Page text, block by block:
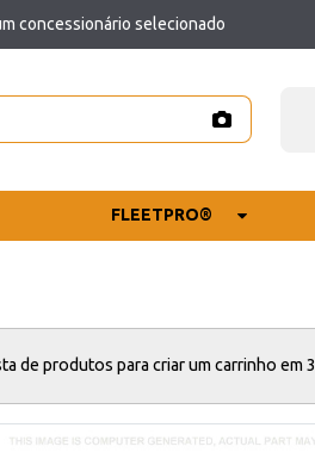
concessionário selecionado
FLEETPRO®
de produtos para criar um carrinho em